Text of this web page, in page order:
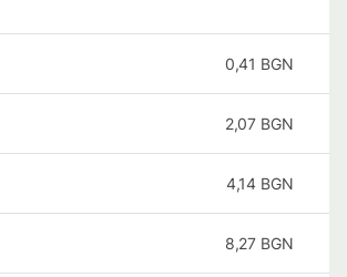
0,41 BGN
2,07 BGN
4,14 BGN
8,27 BGN